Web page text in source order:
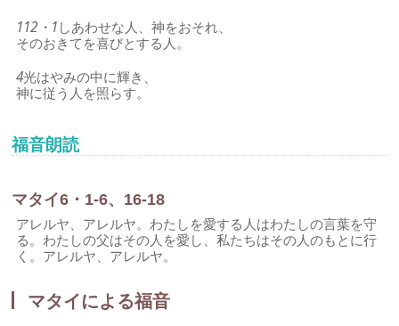
112・1しあわせな人、神をおそれ、
そのおきてを喜びとする人。
4光はやみの中に輝き、
神に従う人を照らす。
福音朗読
マタイ6・1-6、16-18
アレルヤ、アレルヤ。わたしを愛する人はわたしの言葉を守
る。わたしの父はその人を愛し、私たちはその人のもとに行
く。アレルヤ、アレルヤ。
マタイによる福音